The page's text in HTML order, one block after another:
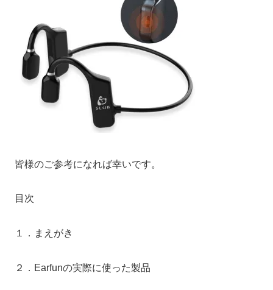
皆様のご参考になれば幸いです。
目次
１．まえがき
２．Earfunの実際に使った製品